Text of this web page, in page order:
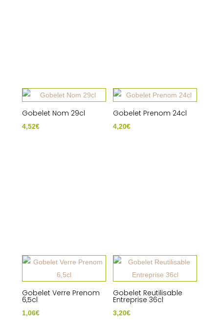
Gobelet Nom 29cl
4,52€
Gobelet Prenom 24cl
4,20€
Gobelet Verre Prenom
6,5cl
1,06€
Gobelet Reutilisable
Entreprise 36cl
3,20€